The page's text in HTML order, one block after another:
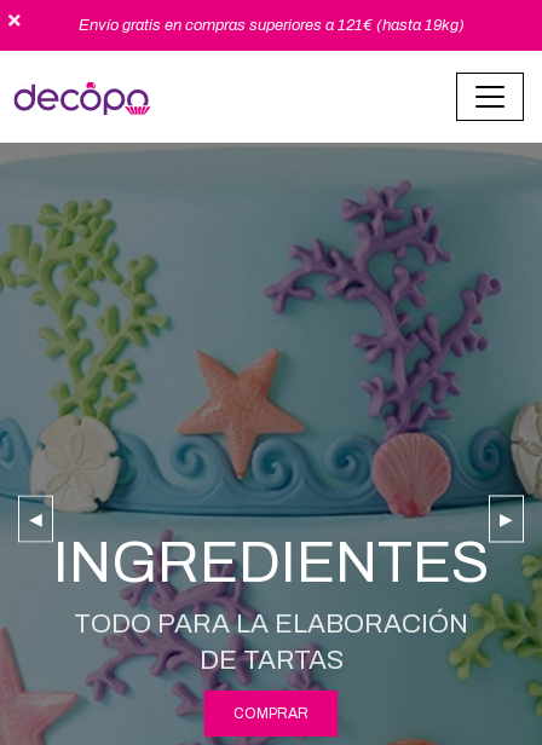
Envío gratis en compras superiores a 121€ (hasta 19kg)
INGREDIENTES
TODO PARA LA ELABORACIÓN
DE TARTAS
COMPRAR
◀ ▶